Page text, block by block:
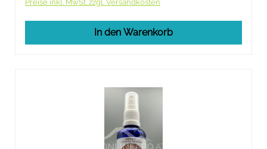
Preise inkl. MwSt. zzgl. Versandkosten
In den Warenkorb